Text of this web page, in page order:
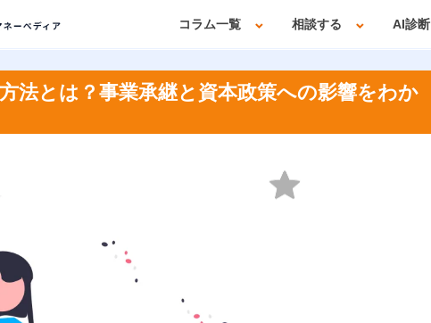
コラム一覧 相談する AI診断
法とは？事業承継と資本政策への影響をわか